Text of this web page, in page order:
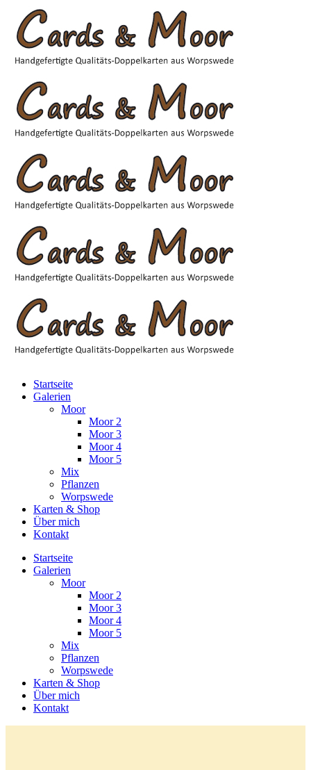
Startseite
Galerien
Moor
Moor 2
Moor 3
Moor 4
Moor 5
Mix
Pflanzen
Worpswede
Karten & Shop
Über mich
Kontakt
Startseite
Galerien
Moor
Moor 2
Moor 3
Moor 4
Moor 5
Mix
Pflanzen
Worpswede
Karten & Shop
Über mich
Kontakt